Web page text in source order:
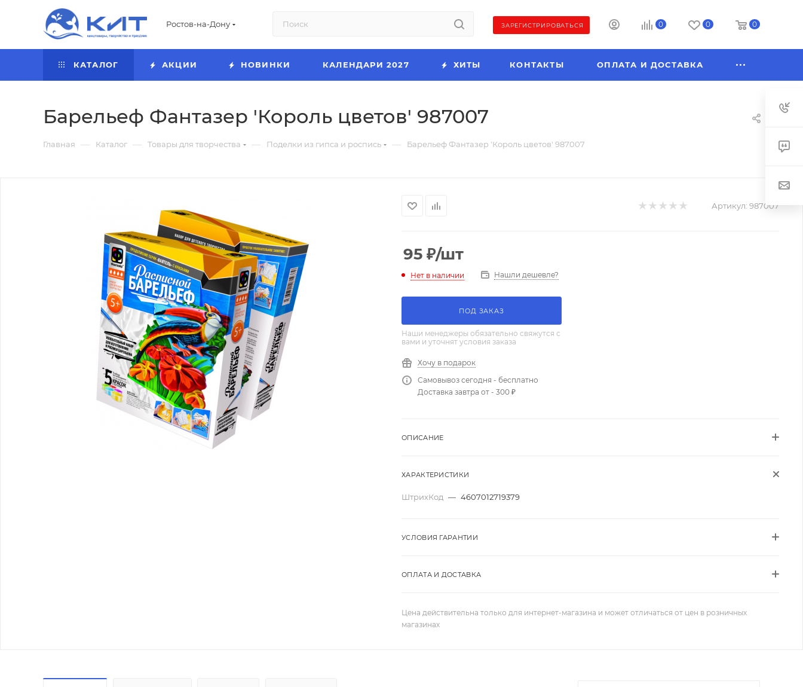
Ростов-на-Дону ЗАРЕГИСТРИРОВАТЬСЯ 0 0 0
КАТАЛОГ АКЦИИ НОВИНКИ КАЛЕНДАРИ 2027 ХИТЫ КОНТАКТЫ ОПЛАТА И ДОСТАВКА
Барельеф Фантазер 'Король цветов' 987007
Главная — Каталог — Товары для творчества — Поделки из гипса и роспись — Барельеф Фантазер 'Король цветов' 987007
Артикул: 987007
95 ₽/шт
Нет в наличии Нашли дешевле?
ПОД ЗАКАЗ
Наши менеджеры обязательно свяжутся с
вами и уточнят условия заказа
Хочу в подарок
Самовывоз сегодня - бесплатно
Доставка завтра от - 300 ₽
ОПИСАНИЕ
ХАРАКТЕРИСТИКИ
ШтрихКод — 4607012719379
УСЛОВИЯ ГАРАНТИИ
ОПЛАТА И ДОСТАВКА
Цена действительна только для интернет-магазина и может отличаться от цен в розничных
магазинах